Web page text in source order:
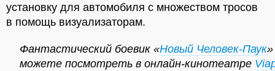
установку для автомобиля с множеством тросов
в помощь визуализаторам.
Фантастический боевик «Новый Человек-Паук
можете посмотреть в онлайн-кинотеатре